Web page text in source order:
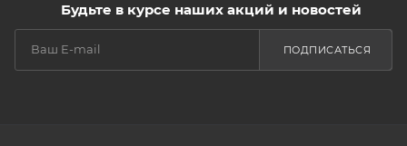
Будьте в курсе наших акций и новостей
ПОДПИСАТЬСЯ